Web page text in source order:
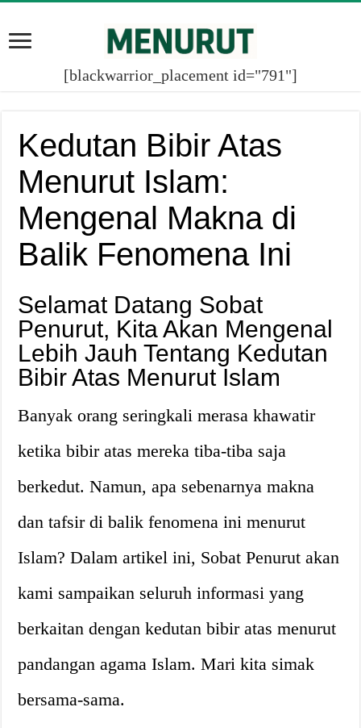
[blackwarrior_placement id="791"]
Kedutan Bibir Atas
Menurut Islam:
Mengenal Makna di
Balik Fenomena Ini
Selamat Datang Sobat
Penurut, Kita Akan Mengenal
Lebih Jauh Tentang Kedutan
Bibir Atas Menurut Islam
Banyak orang seringkali merasa khawatir
ketika bibir atas mereka tiba-tiba saja
berkedut. Namun, apa sebenarnya makna
dan tafsir di balik fenomena ini menurut
Islam? Dalam artikel ini, Sobat Penurut akan
kami sampaikan seluruh informasi yang
berkaitan dengan kedutan bibir atas menurut
pandangan agama Islam. Mari kita simak
bersama-sama.